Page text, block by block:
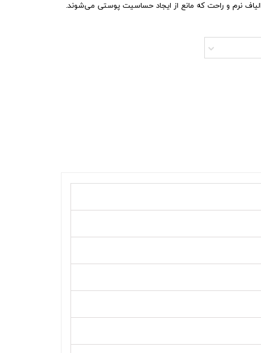
نرم و راحت که مانع از ایجاد حساسیت پوستی می‌شوند.